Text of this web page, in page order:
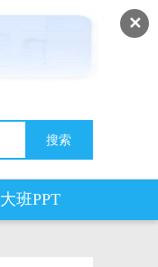
✕
大班PPT